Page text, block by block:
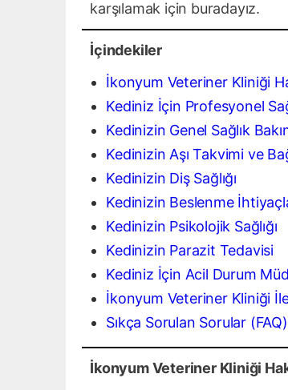
karşılamak için buradayız.
İçindekiler
İkonyum Veteriner Kliniği
Kediniz İçin Profesyonel
Kedinizin Genel Sağlık
Kedinizin Aşı Takvimi ve
Kedinizin Diş Sağlığı
Kedinizin Beslenme
Kedinizin Psikolojik Sağlığı
Kedinizin Parazit Tedavisi
Kediniz İçin Acil Durum
İkonyum Veteriner Kliniği
Sıkça Sorulan Sorular (FAQ)
İkonyum Veteriner Kliniği